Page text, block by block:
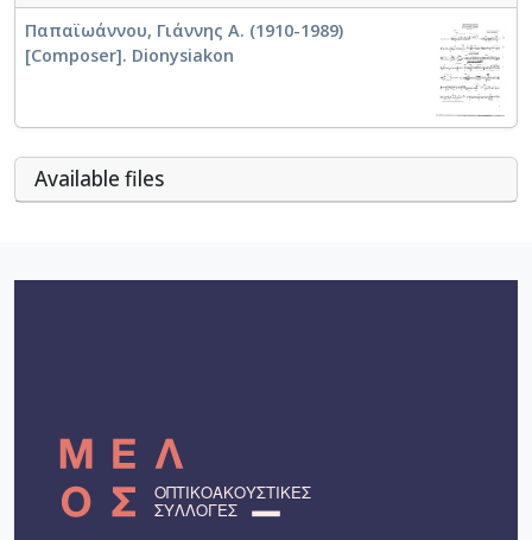
Παπαϊωάννου, Γιάννης Α. (1910-1989)
[Composer]. Dionysiakon
Αvailable files